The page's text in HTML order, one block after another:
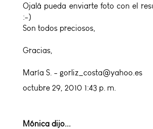
Ojalá pueda enviarte foto con el
:-)
Son todos preciosos,
Gracias,
María S. - gorliz_costa@yahoo.es
octubre 29, 2010 1:43 p. m.
Mónica dijo...